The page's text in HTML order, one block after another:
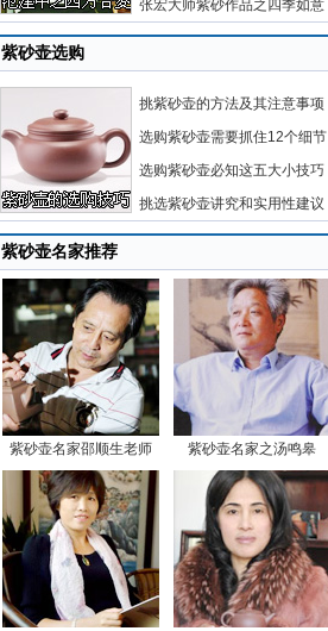
张宏大师紫砂作品之四季如意
紫砂壶选购
挑紫砂壶的方法及其注意事项
选购紫砂壶需要抓住12个细节
选购紫砂壶必知这五大小技巧
挑选紫砂壶讲究和实用性建议
紫砂壶名家推荐
紫砂壶名家邵顺生老师 紫砂壶名家之汤鸣皋